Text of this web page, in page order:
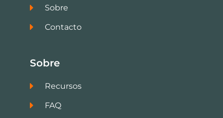
Sobre
Contacto
Sobre
Recursos
FAQ